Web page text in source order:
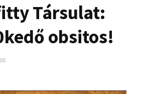
Társulat:
obsitos!